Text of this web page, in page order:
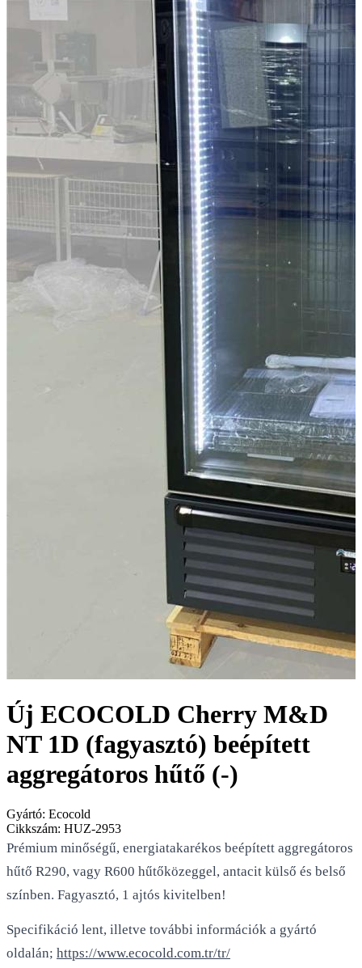
Új ECOCOLD Cherry M&D
NT 1D (fagyasztó) beépített
aggregátoros hűtő (-)
Gyártó: Ecocold
Cikkszám: HUZ-2953
Prémium minőségű, energiatakarékos beépített aggregátoros
hűtő R290, vagy R600 hűtőközeggel, antacit külső és belső
színben. Fagyasztó, 1 ajtós kivitelben!
Specifikáció lent, illetve további információk a gyártó
oldalán; https://www.ecocold.com.tr/tr/